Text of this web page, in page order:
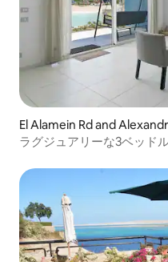
El Alamein Rd and
ラグジュアリーな3ベッド